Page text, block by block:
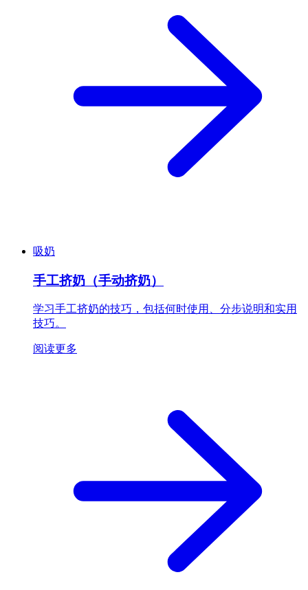
吸奶
手工挤奶（手动挤奶）
学习手工挤奶的技巧，包括何时使用、分步说明和实用
技巧。
阅读更多